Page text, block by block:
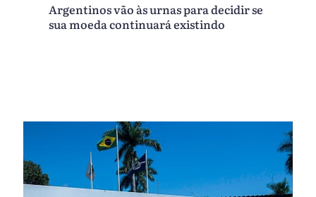
Argentinos vão às urnas para decidir se
sua moeda continuará existindo